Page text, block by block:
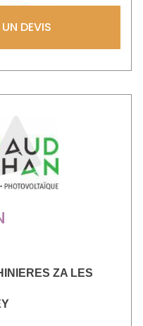
DEVIS
ZA LES